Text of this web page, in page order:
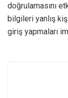
doğrulamasını
bilgileri yanlış
giriş yapmaları